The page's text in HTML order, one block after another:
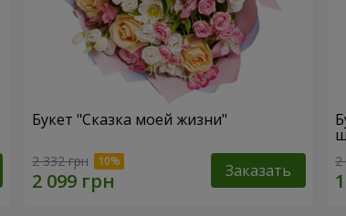
Букет "Сказка моей жизни"
2 332 грн Заказать 2